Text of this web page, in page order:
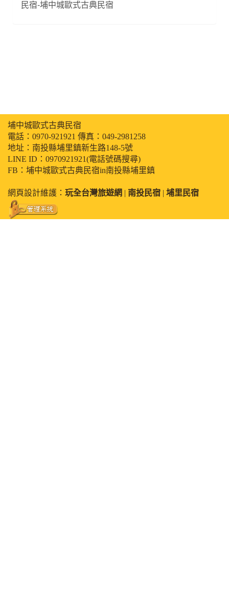
民宿-埔中城歐式古典民宿
埔中城歐式古典民宿
電話： 0970-921921 傳真：049-2981258
地址：南投縣埔里鎮新生路148-5號
LINE ID：0970921921(電話號碼搜尋)
FB：埔中城歐式古典民宿in南投縣埔里鎮
網頁設計維護： 玩全台灣旅遊網 | 南投民宿 | 埔里民宿